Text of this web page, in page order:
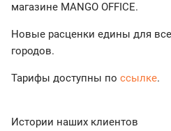
магазине MANGO OFFICE.
Новые расценки едины для
городов.
Тарифы доступны по ссылке.
Истории наших клиентов